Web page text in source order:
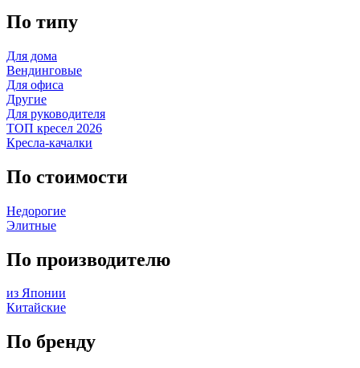
По типу
Для дома
Вендинговые
Для офиса
Другие
Для руководителя
ТОП кресел 2026
Кресла-качалки
По стоимости
Недорогие
Элитные
По производителю
из Японии
Китайские
По бренду